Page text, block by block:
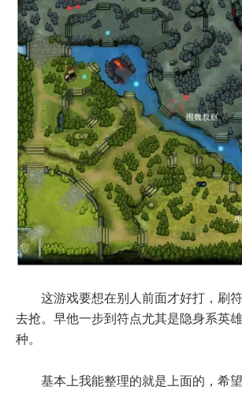
这游戏要想在别人前面才好打，刷
去抢。早他一步到符点尤其是隐身系英
种。
基本上我能整理的就是上面的，希